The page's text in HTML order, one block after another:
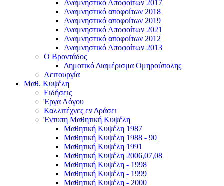
Αναμνηστικό Αποφοίτων 2017
Αναμνηστικό αποφοίτων 2018
Αναμνηστικό αποφοίτων 2019
Αναμνηστικό Αποφοίτων 2021
Αναμνηστικό αποφοίτων 2012
Αναμνηστικό Αποφοίτων 2013
Ο Βροντάδος
Δημοτικό Διαμέρισμα Ομηρούπολης
Λειτουργία
Μαθ. Κυψέλη
Ειδήσεις
Έργα Λόγου
Καλλιτέχνες εν Δράσει
Έντυπη Μαθητική Κυψέλη
Μαθητική Κυψέλη 1987
Μαθητική Κυψέλη 1988 - 90
Μαθητική Κυψέλη 1991
Μαθητική Κυψέλη 2006,07,08
Μαθητική Κυψέλη - 1998
Μαθητική Κυψέλη - 1999
Μαθητική Κυψέλη - 2000